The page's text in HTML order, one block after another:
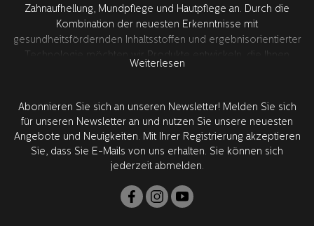
Zahnaufhellung, Mundpflege und Hautpflege an. Durch die
Kombination der neuesten Erkenntnisse mit
gesundheitsfördernden Inhaltsstoffen und ergebnisorientierter
Technologie möchten wir Produkte entwickeln, die Ihnen
gesamte Produktentwicklung findet in Schweden zusammen
mit unseren weltweit führenden Forschungspartnern in den
USA statt. Alle Produkte werden von Zahnärzten geprüft und
zugelassen.
Weiterlesen
Abonnieren Sie sich an unseren Newsletter! Melden Sie sich
für unseren Newsletter an und nutzen Sie unsere neuesten
Angebote und Neuigkeiten. Mit Ihrer Registrierung akzeptieren
Sie, dass Sie E-Mails von uns erhalten. Sie können sich
jederzeit abmelden.